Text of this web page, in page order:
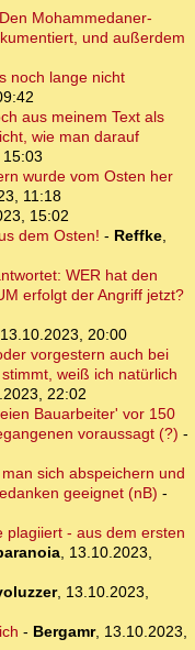
Mohammedaner-
und außerdem
noch lange nicht
aus meinem Text als
wie man darauf
wurde vom Osten her
11:18
15:02
dem Osten! - Reffke,
WER hat den
erfolgt der Angriff jetzt?
13.10.2023, 20:00
vorgestern auch bei
weiß ich natürlich
22:02
Bauarbeiter' vor 150
voraussagt (?) -
sich abspeichern und
geeignet (nB) -
plagiiert - aus dem ersten
, 13.10.2023,
, 13.10.2023,
- Bergamr, 13.10.2023,